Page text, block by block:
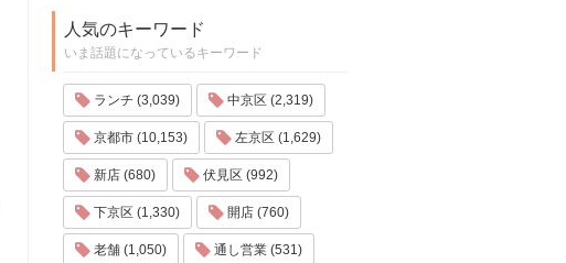
人気のキーワード
いま話題になっているキーワード
ランチ (3,039) 中京区 (2,319)
京都市 (10,153) 左京区 (1,629)
新店 (680) 伏見区 (992)
下京区 (1,330) 開店 (760)
老舗 (1,050) 通し営業 (531)